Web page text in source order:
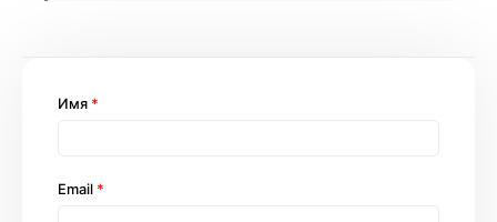
Имя *
Email *